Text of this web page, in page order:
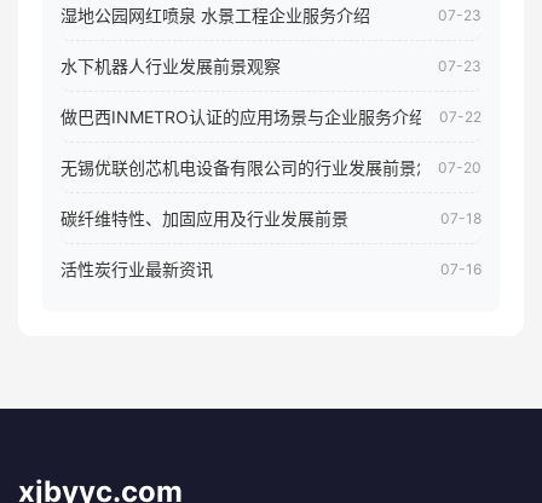
湿地公园网红喷泉 水景工程企业服务介绍 07-23
水下机器人行业发展前景观察 07-23
做巴西INMETRO认证的应用场景与企业服务介绍 07-22
无锡优联创芯机电设备有限公司的行业发展前景怎样07-20
碳纤维特性、加固应用及行业发展前景 07-18
活性炭行业最新资讯 07-16
xjbyyc.com